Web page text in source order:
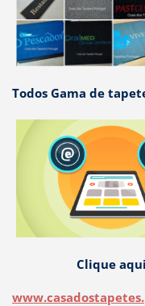
Todos Gama de
Clique aqui